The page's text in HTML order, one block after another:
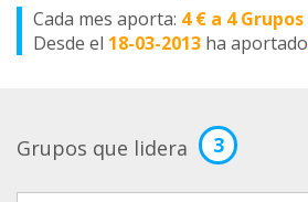
Cada mes aporta: 4 € a 4 Grupos
Desde el 18-03-2013 ha aportado
Grupos que lidera 3